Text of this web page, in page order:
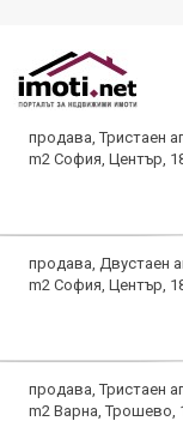
продава, Тристаен
m2 София, Център,
продава, Двустаен
m2 София, Център,
продава, Тристаен
m2 Варна, Трошево,